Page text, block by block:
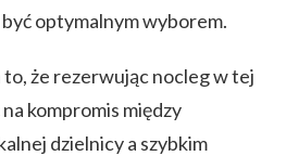
optymalnym wyborem.
że rezerwując nocleg w tej
kompromis między
dzielnicy a szybkim